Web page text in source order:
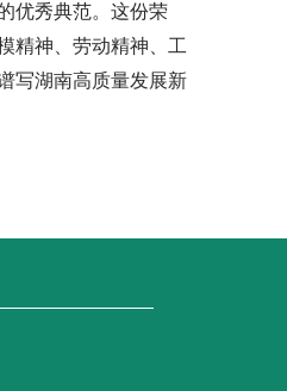
优秀典范。这份荣
精神、劳动精神、工
写湖南高质量发展新